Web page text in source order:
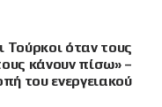
Τούρκοι όταν τους
κάνουν πίσω» –
του ενεργειακού